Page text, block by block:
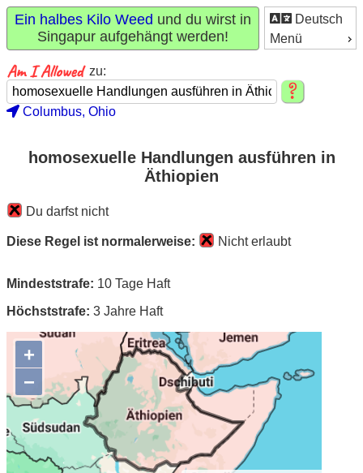
Deutsch
Menü
Ein halbes Kilo Weed und du wirst in
Singapur aufgehängt werden!
zu:
Columbus, Ohio
homosexuelle Handlungen ausführen in
Äthiopien
Du darfst nicht
Diese Regel ist normalerweise: Nicht erlaubt
Mindeststrafe: 10 Tage Haft
Höchststrafe: 3 Jahre Haft
+
−